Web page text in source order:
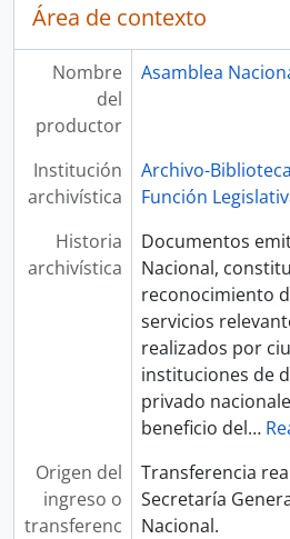
Área de contexto
Nombre
del
productor
Asamblea
Institución
archivística
Archivo-
Función
Historia
archivística
Documentos
Nacional,
reconocimiento
servicios
realizados por
instituciones de
privado
beneficio del…
Origen del
ingreso o
transferenc
Transferencia
Secretaría
Nacional.